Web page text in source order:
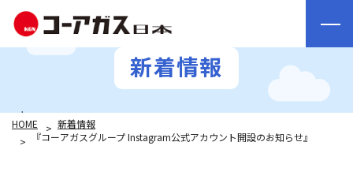
新着情報
HOME
新着情報
『コーアガスグループ Instagram公式アカウント開設のお知らせ』